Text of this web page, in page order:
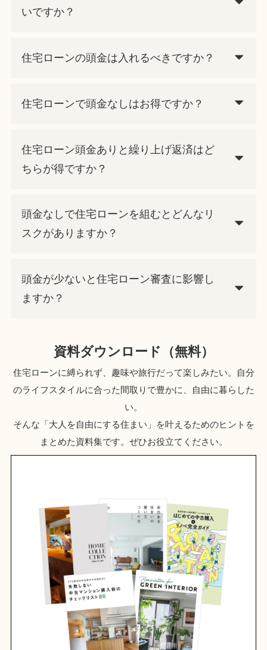
いですか？
住宅ローンの頭金は入れるべきですか？
住宅ローンで頭金なしはお得ですか？
住宅ローン頭金ありと繰り上げ返済はど
ちらが得ですか？
頭金なしで住宅ローンを組むとどんなリ
スクがありますか？
頭金が少ないと住宅ローン審査に影響し
ますか？
資料ダウンロード（無料）
住宅ローンに縛られず、趣味や旅行だって楽しみたい。自分
のライフスタイルに合った間取りで豊かに、自由に暮らした
い。
そんな「大人を自由にする住まい」を叶えるためのヒントを
まとめた資料集です。ぜひお役立てください。